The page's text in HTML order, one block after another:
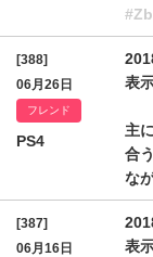
[388]
06月26日
フレンド
PS4
表
主
合
な
[387]
06月16日
表